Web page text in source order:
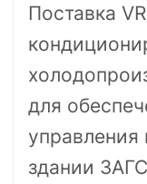
Поставка
для
здании